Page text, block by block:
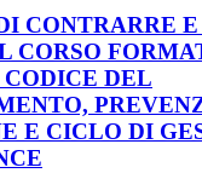
CONTRARRE
CORSO
DEL
E CICLO DI